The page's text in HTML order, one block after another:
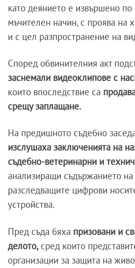
като деянието е извършено
мъчителен начин, с проява на
и с цел разпространение на
Според обвинителния акт
заснемали видеоклипове с
които впоследствие са
срещу заплащане.
На предишното съдебно
изслушаха заключенията на
съдебно-ветеринарни и
анализиращи съдържанието на
разследващите цифрови
устройства.
Пред съда бяха призовани и
делото, сред които
организации за защита на